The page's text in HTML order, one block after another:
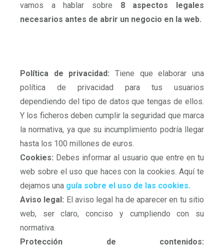
vamos a hablar sobre 8 aspectos legales
necesarios antes de abrir un negocio en la web.
Política de privacidad: Tiene que elaborar una
política de privacidad para tus usuarios
dependiendo del tipo de datos que tengas de ellos.
Y los ficheros deben cumplir la seguridad que marca
la normativa, ya que su incumplimiento podría llegar
hasta los 100 millones de euros.
Cookies: Debes informar al usuario que entre en tu
web sobre el uso que haces con la cookies. Aquí te
dejamos una guía sobre el uso de las cookies.
Aviso legal: El aviso legal ha de aparecer en tu sitio
web, ser claro, conciso y cumpliendo con su
normativa.
Protección de contenidos: